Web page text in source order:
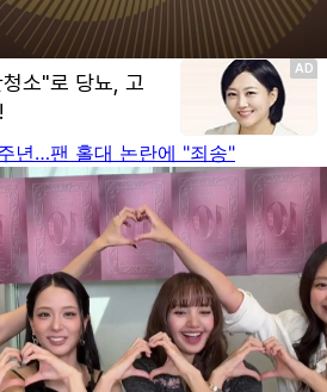
년…팬 홀대 논란에 "죄송"